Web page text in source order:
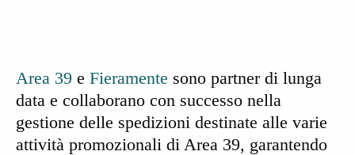
Area 39 e Fieramente sono partner di lunga
data e collaborano con successo nella
gestione delle spedizioni destinate alle varie
attività promozionali di Area 39, garantendo